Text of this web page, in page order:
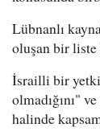
Lübnanlı
oluşan bir liste
İsrailli bir
olmadığını"
halinde